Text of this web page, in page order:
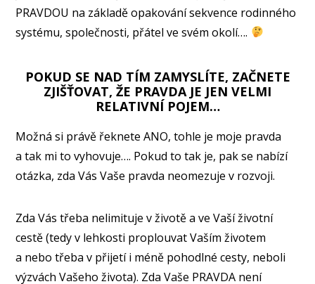
PRAVDOU na základě opakování sekvence rodinného
systému, společnosti, přátel ve svém okolí….
POKUD SE NAD TÍM ZAMYSLÍTE, ZAČNETE
ZJIŠŤOVAT, ŽE PRAVDA JE JEN VELMI
RELATIVNÍ POJEM…
Možná si právě řeknete ANO, tohle je moje pravda
a tak mi to vyhovuje…. Pokud to tak je, pak se nabízí
otázka, zda Vás Vaše pravda neomezuje v rozvoji.
Zda Vás třeba nelimituje v životě a ve Vaší životní
cestě (tedy v lehkosti proplouvat Vaším životem
a nebo třeba v přijetí i méně pohodlné cesty, neboli
výzvách Vašeho života). Zda Vaše PRAVDA není